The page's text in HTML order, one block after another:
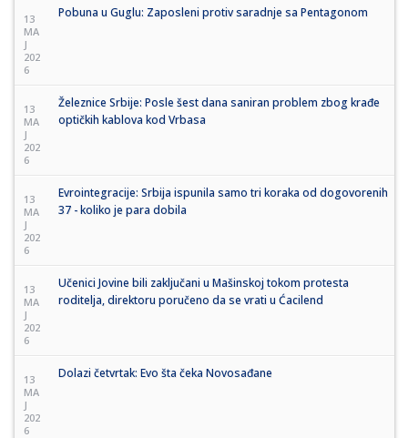
13
MA
J
202
6
Pobuna u Guglu: Zaposleni protiv saradnje sa Pentagonom
13
MA
J
202
6
Železnice Srbije: Posle šest dana saniran problem zbog krađe
optičkih kablova kod Vrbasa
13
MA
J
202
6
Evrointegracije: Srbija ispunila samo tri koraka od dogovorenih
37 - koliko je para dobila
13
MA
J
202
6
Učenici Jovine bili zaključani u Mašinskoj tokom protesta
roditelja, direktoru poručeno da se vrati u Ćacilend
13
MA
J
202
6
Dolazi četvrtak: Evo šta čeka Novosađane